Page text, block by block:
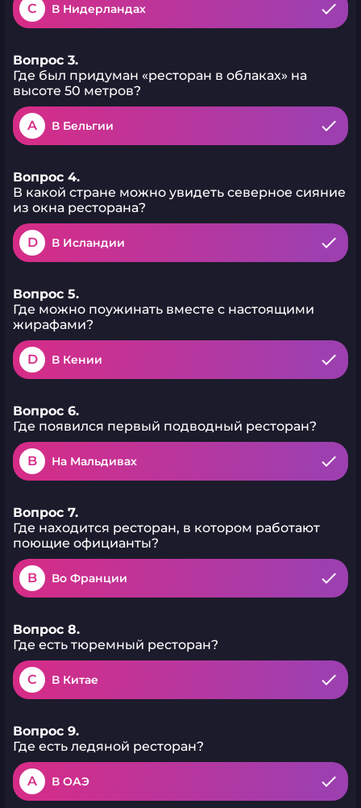
C В Нидерландах
Вопрос 3.
Где был придуман «ресторан в облаках» на
высоте 50 метров?
A В Бельгии
Вопрос 4.
В какой стране можно увидеть северное сияние
из окна ресторана?
D В Исландии
Вопрос 5.
Где можно поужинать вместе с настоящими
жирафами?
D В Кении
Вопрос 6.
Где появился первый подводный ресторан?
B На Мальдивах
Вопрос 7.
Где находится ресторан, в котором работают
поющие официанты?
B Во Франции
Вопрос 8.
Где есть тюремный ресторан?
C В Китае
Вопрос 9.
Где есть ледяной ресторан?
A В ОАЭ